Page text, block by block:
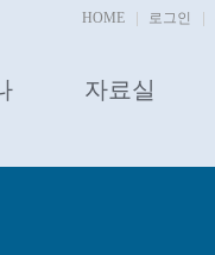
HOME 로그인
자료실